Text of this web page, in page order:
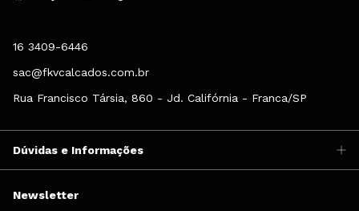
16 3409-6446
sac@fkvcalcados.com.br
Rua Francisco Társia, 860 - Jd. Califórnia - Franca/SP
Dúvidas e Informações
Newsletter